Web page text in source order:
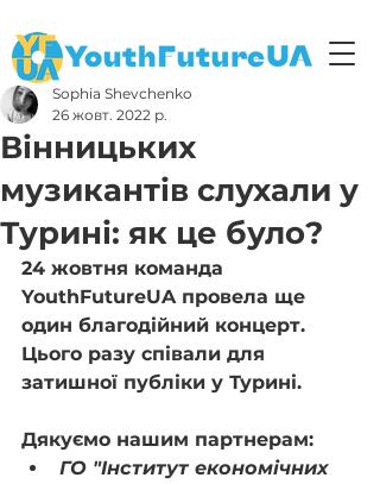
Вінницьких
музикантів слухали у
Турині: як це було?
Sophia Shevchenko
26 жовт. 2022 р.
24 жовтня команда
YouthFutureUA провела ще
один благодійний концерт.
Цього разу співали для
затишної публіки у Турині.
Дякуємо нашим партнерам:
ГО "Інститут економічних